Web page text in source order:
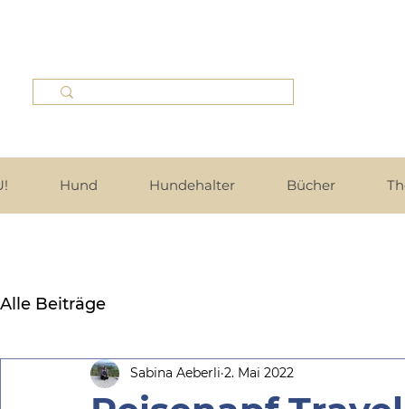
Hund Hundehalter Bücher
Alle Beiträge
Sabina Aeberli 2. Mai 2022